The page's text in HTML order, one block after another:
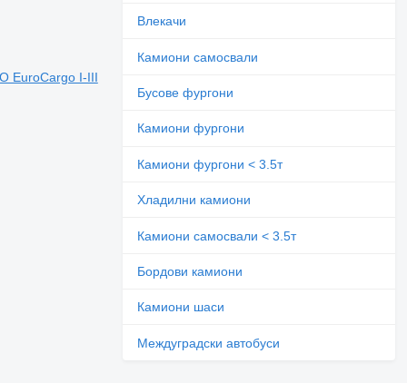
EuroCargo I-III
Влекачи
Камиони самосвали
Бусове фургони
Камиони фургони
Камиони фургони < 3.5т
Хладилни камиони
Камиони самосвали < 3.5т
Бордови камиони
Камиони шаси
Междуградски автобуси